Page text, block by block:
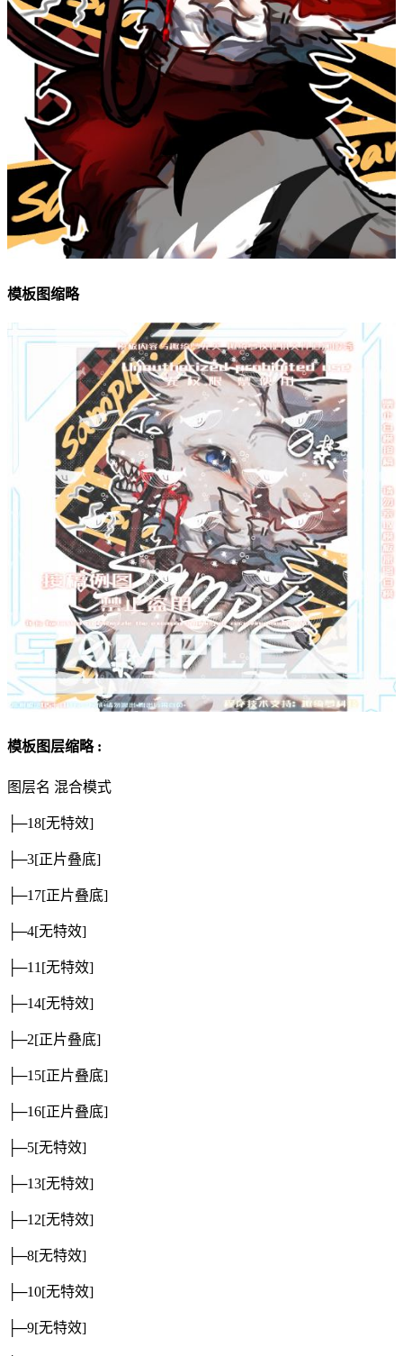
模板图缩略
模板图层缩略 :
图层名 混合模式
├─18[无特效]
├─3[正片叠底]
├─17[正片叠底]
├─4[无特效]
├─11[无特效]
├─14[无特效]
├─2[正片叠底]
├─15[正片叠底]
├─16[正片叠底]
├─5[无特效]
├─13[无特效]
├─12[无特效]
├─8[无特效]
├─10[无特效]
├─9[无特效]